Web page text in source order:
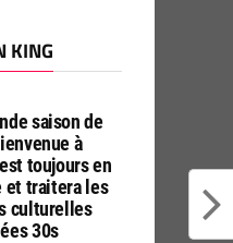
KING
saison de
à
toujours en
et traitera les
culturelles
30s